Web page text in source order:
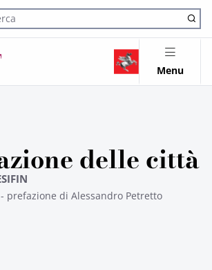
nel sito
Menu
delle città
prefazione di Alessandro Petretto